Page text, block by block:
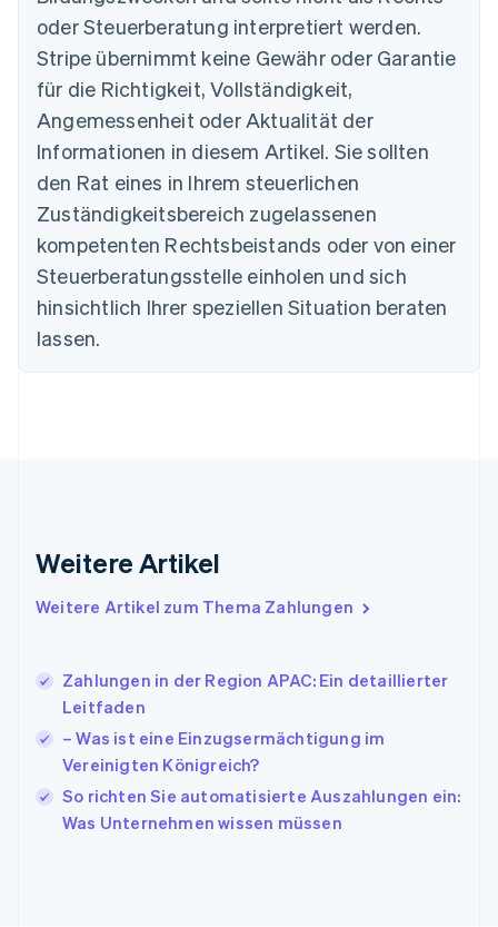
oder Steuerberatung interpretiert werden.
Stripe übernimmt keine Gewähr oder Garantie
für die Richtigkeit, Vollständigkeit,
Angemessenheit oder Aktualität der
Informationen in diesem Artikel. Sie sollten
den Rat eines in Ihrem steuerlichen
Zuständigkeitsbereich zugelassenen
kompetenten Rechtsbeistands oder von einer
Steuerberatungsstelle einholen und sich
hinsichtlich Ihrer speziellen Situation beraten
lassen.
Weitere Artikel
Weitere Artikel zum Thema Zahlungen
Zahlungen in der Region APAC: Ein detaillierter
Leitfaden
– Was ist eine Einzugsermächtigung im
Vereinigten Königreich?
So richten Sie automatisierte Auszahlungen ein:
Was Unternehmen wissen müssen
English
Nederlands FrançaisDeutschEnglish
Brasilien
English
Bulgarien
English
Dänemark
Deutschland
DeutschEnglish
Estland
English
Festlandchina
简体中文
EnglishSvenska
English
English
Japan
日本語 English
English Français
Kroatien
English Italiano
English